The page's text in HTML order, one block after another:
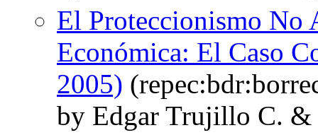
El Proteccionismo No
Económica: El Caso
2005)
by Edgar Trujillo C. &